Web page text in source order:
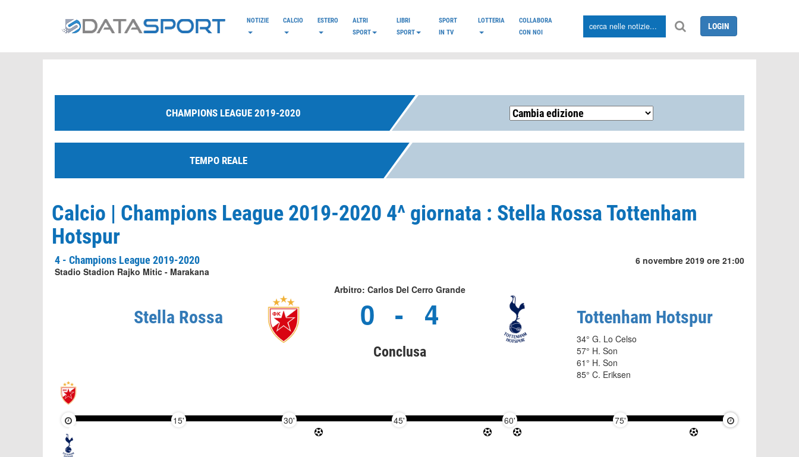
NOTIZIE CALCIO ESTERO
ALTRI
SPORT
LIBRI
SPORT
SPORT
IN TV
LOTTERIA
COLLABORA
CON NOI
LOGIN
CHAMPIONS LEAGUE 2019-2020
TEMPO REALE
Calcio | Champions League 2019-2020 4^ giornata : Stella Rossa Tottenham
Hotspur
4 - Champions League 2019-2020
Stadio Stadion Rajko Mitic - Marakana
6 novembre 2019 ore 21:00
Arbitro: Carlos Del Cerro Grande
Stella Rossa 0 - 4
Conclusa
Tottenham Hotspur
34° G. Lo Celso
57° H. Son
61° H. Son
85° C. Eriksen
15' 30' 45' 60' 75' 90'